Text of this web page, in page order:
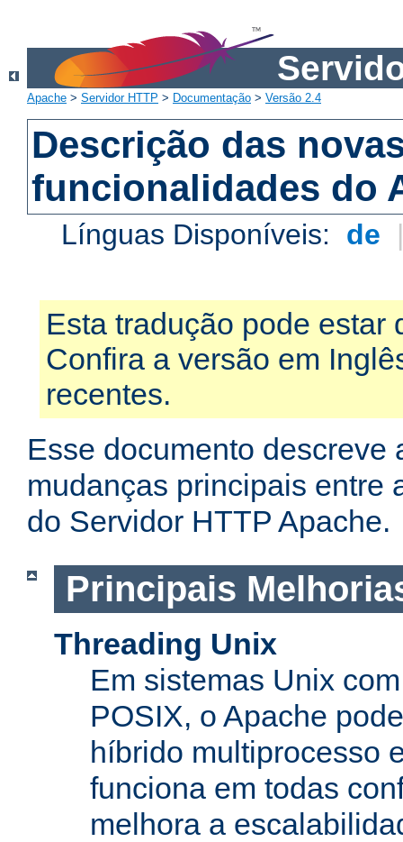
Apache > Servidor HTTP > Documentação > Versão 2.4
Descrição das
funcionalidades do
Línguas Disponíveis: de
Esta tradução pode estar
Confira a versão em
recentes.
Esse documento descreve
mudanças principais entre
do Servidor HTTP Apache.
Principais
Threading Unix
Em sistemas Unix
POSIX, o Apache
híbrido multiprocesso
funciona em todas
melhora a